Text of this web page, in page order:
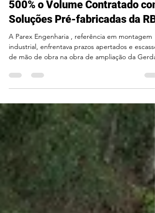
🏗️ Parex Expande em mais de
500% o Volume Contratado com
Soluções Pré-fabricadas da RB
A Parex Engenharia , referência em montagem
de mão de obra na obra de ampliação da
Açominas , em Ouro Branco/MG. Para superar o
transformou o projeto originalmente previsto
execução in loco em um sistema de pré-
fabricados. 🚀 Resultados De 600 m³ iniciais para
3.060 m³ de pré-fabricados entregues. Redução
expressiva no uso de mão de obra em campo.
Mais segurança e orga